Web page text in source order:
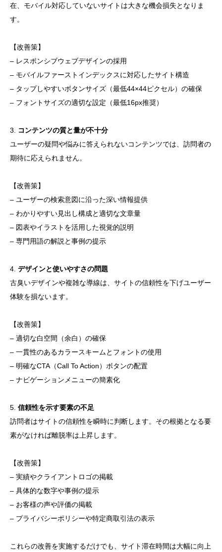
在、モバイル対応していないサイトは大きな機会損失となりま
す。
【改善策】
– レスポンシブウェブデザインの採用
– モバイルファーストインデックスに対応したサイト構造
– タップしやすいボタンサイズ（最低44×44ピクセル）の確保
– フォントサイズの適切な設定（最低16px推奨）
3.
コンテンツの質と量が不十分
ユーザーの疑問や悩みに答えられないコンテンツでは、訪問者の
期待に応えられません。
【改善策】
– ユーザーの検索意図に沿った深い情報提供
– わかりやすい見出し構成と適切な文章量
– 図表やイラストを活用した視覚的説明
– 専門用語の解説と事例の提示
4. デザインと使いやすさの問題
古臭いデザインや複雑な導線は、サイトの信頼性を下げユーザー
体験を損ないます。
【改善策】
– 適切な白空間（余白）の確保
– 一貫性のあるカラースキームとフォントの使用
– 明確なCTA（Call To Action）ボタンの配置
– ナビゲーションメニューの簡素化
5. 信頼性を示す要素の不足
訪問者はサイトの信頼性を瞬時に判断します。その根拠となる要
素がなければ離脱率は上昇します。
【改善策】
– 実績やクライアントロゴの掲載
– 具体的な数字や事例の提示
– お客様の声や評価の掲載
– プライバシーポリシーや特定商取引法の表示
これらの改善を実施するだけでも、サイト滞在時間は大幅に向上